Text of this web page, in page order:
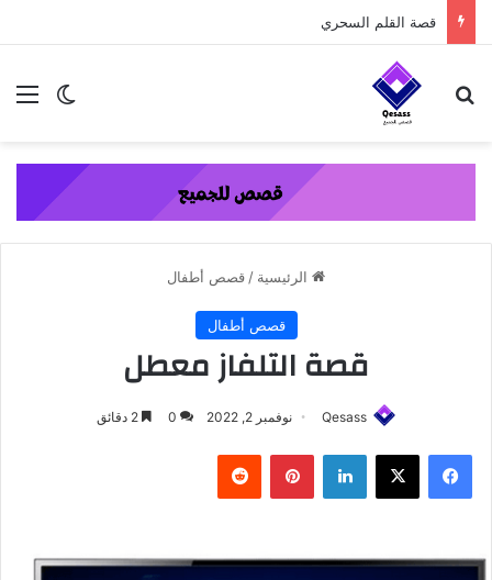
content
قصة القلم السحري
الوضع بحث عن
الرئيسية / قصص أطفال
قصص أطفال
قصة التلفاز معطل
Qesass نوفمبر 2, 2022 0
فيسبوك ‫X لينكدإن بينتيريست